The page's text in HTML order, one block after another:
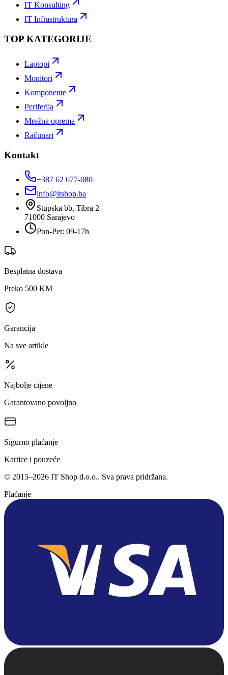
IT Konsulting
IT Infrastruktura
TOP KATEGORIJE
Laptopi
Monitori
Komponente
Periferija
Mrežna oprema
Računari
Kontakt
+387 62 677-080
info@itshop.ba
Stupska bb, Tibra 2
71000 Sarajevo
Pon-Pet: 09-17h
Besplatna dostava
Preko 500 KM
Garancija
Na sve artikle
Najbolje cijene
Garantovano povoljno
Sigurno plaćanje
Kartice i pouzeće
© 2015–2026 IT Shop d.o.o.. Sva prava pridržana.
Plaćanje